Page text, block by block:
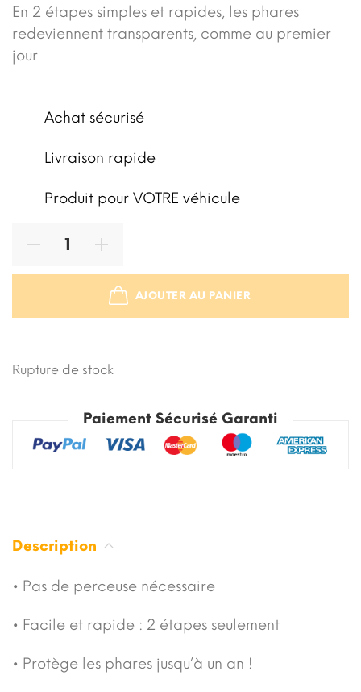
En 2 étapes simples et rapides, les phares
redeviennent transparents, comme au premier
jour
Achat sécurisé
Livraison rapide
Produit pour VOTRE véhicule
AJOUTER AU PANIER
Rupture de stock
Paiement Sécurisé Garanti
Description
• Pas de perceuse nécessaire
• Facile et rapide : 2 étapes seulement
• Protège les phares jusqu’à un an !